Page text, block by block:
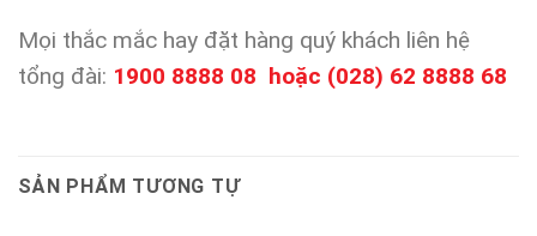
Mọi thắc mắc hay đặt hàng quý khách liên hệ
tổng đài: 1900 8888 08 hoặc (028) 62 8888 68
SẢN PHẨM TƯƠNG TỰ